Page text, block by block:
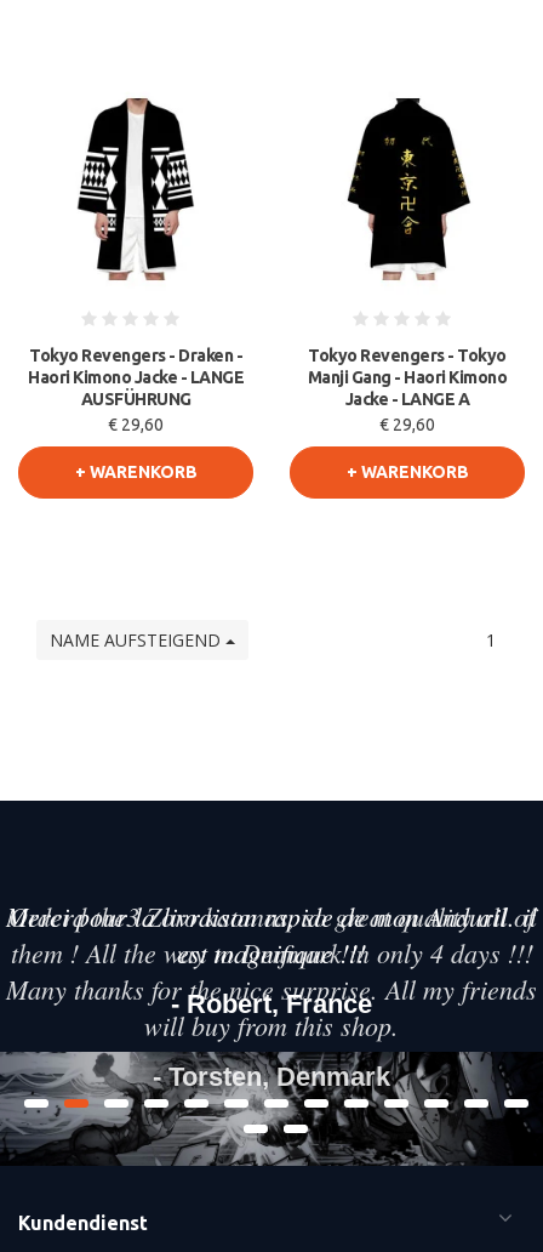
Tokyo Revengers - Draken -
Haori Kimono Jacke - LANGE
AUSFÜHRUNG
€ 29,60
+ WARENKORB
Tokyo Revengers - Tokyo
Manji Gang - Haori Kimono
Jacke - LANGE A
€ 29,60
+ WARENKORB
NAME AUFSTEIGEND 1
Merci pour la livraison rapide de mon Anduril. il
est magnifique !!!
- Robert, France
Kundendienst